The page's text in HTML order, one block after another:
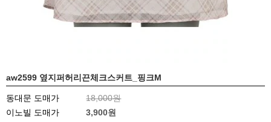
aw2599 옆지퍼허리끈체크스커트_핑크M
동대문 도매가
18,000원
이노빌 도매가
3,900원